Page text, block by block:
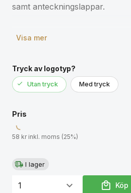
samt anteckningslappar.
Visa mer
Tryck av logotyp?
Utan tryck Med tryck
Pris
58 kr inkl. moms (25%)
I lager
Köp